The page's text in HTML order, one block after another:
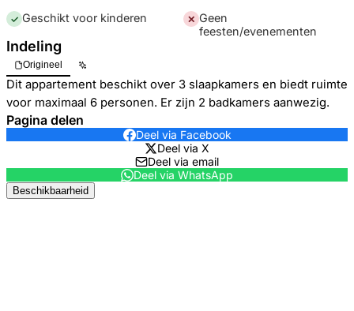
✓ Geschikt voor kinderen ✕ Geen
feesten/evenementen
Indeling
Origineel
Dit appartement beschikt over 3 slaapkamers en biedt ruimte
voor maximaal 6 personen. Er zijn 2 badkamers aanwezig.
Pagina delen
Deel via Facebook
Deel via X
Deel via email
Deel via WhatsApp
Beschikbaarheid